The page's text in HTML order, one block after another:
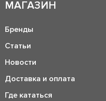
МАГАЗИН
Бренды
Статьи
Новости
Доставка и оплата
Где кататься